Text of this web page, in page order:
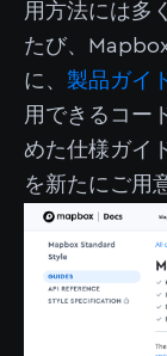
用方法には多
たび、
に、 製品ガイ
用できるコー
めた仕様ガイ
を新たにご用